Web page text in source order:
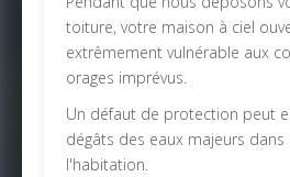
toiture, votre maison à ciel
extrêmement vulnérable aux
orages imprévus.
Un défaut de protection peut
dégâts des eaux majeurs dans
l'habitation.